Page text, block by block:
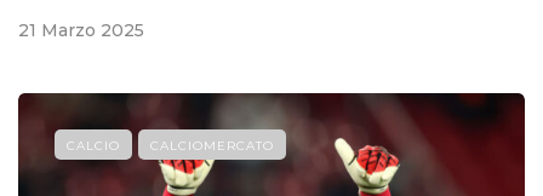
21 Marzo 2025
CALCIO CALCIOMERCATO